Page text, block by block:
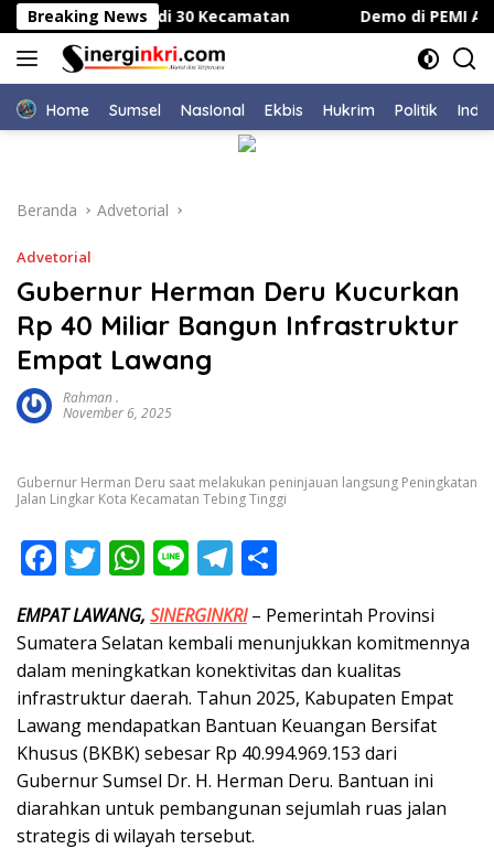
Langsung
ke
konten
Breaking News
Serentak di 30 Kecamatan Demo di PEMI AW,
Home Sumsel NasIonal Ekbis Hukrim Politik
Beranda Advetorial
Advetorial
Gubernur Herman Deru Kucurkan
Rp 40 Miliar Bangun Infrastruktur
Empat Lawang
Rahman .
November 6, 2025
Gubernur Herman Deru saat melakukan peninjauan langsung Peningkatan
Jalan Lingkar Kota Kecamatan Tebing Tinggi
F
e
b
o
o
k
T
itt
er
W
at
s
A
p
p
Li
e
T
e
gr
a
m
ar
e
EMPAT LAWANG, SINERGINKRI– Pemerintah Provinsi
Sumatera Selatan kembali menunjukkan komitmennya
dalam meningkatkan konektivitas dan kualitas
infrastruktur daerah. Tahun 2025, Kabupaten Empat
Lawang mendapatkan Bantuan Keuangan Bersifat
Khusus (BKBK) sebesar Rp 40.994.969.153 dari
Gubernur Sumsel Dr. H. Herman Deru. Bantuan ini
diarahkan untuk pembangunan sejumlah ruas jalan
strategis di wilayah tersebut.